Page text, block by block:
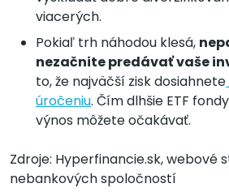
viacerých.
Pokiaľ trh náhodou klesá,
nezačnite predávať vaše
to, že najväčší zisk dosiahnete
úročeniu. Čím dlhšie ETF
výnos môžete očakávať.
Zdroje: Hyperfinancie.sk, webové
nebankových spoločností